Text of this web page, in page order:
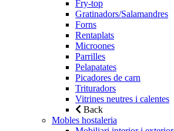
Fry-top
Gratinadors/Salamandres
Forns
Rentaplats
Microones
Parrilles
Pelapatates
Picadores de carn
Trituradors
Vitrines neutres i calentes
Back
Mobles hostaleria